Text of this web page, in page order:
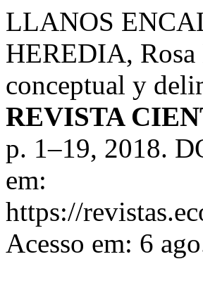
LLANOS
HEREDIA,
conceptual y
REVISTA
p. 1–19, 2018.
em:
https://
Acesso em: 6